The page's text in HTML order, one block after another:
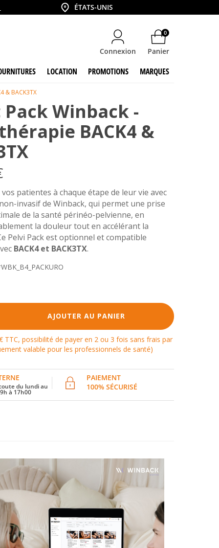
CountryÉTATS-UNIS
Connexion Panier
0
LOCATION PROMOTIONS MARQUES
& BACK3TX
Pack Winback -
BACK4 &
patientes à chaque étape de leur vie avec
invasif de Winback, qui permet une prise
de la santé périnéo-pelvienne, en
la douleur tout en accélérant la
Pelvi Pack est optionnel et compatible
BACK4 et BACK3TX.
AJOUTER AU PANIER
TTC, possibilité de payer en 2 ou 3 fois sans frais par
valable pour les professionnels de santé)
du lundi au
à 17h00
PAIEMENT
100% SÉCURISÉ